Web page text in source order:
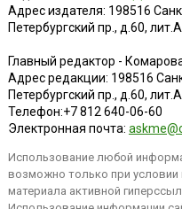
Адрес издателя: 198516
Петербургский пр., д.60,
Главный редактор -
Адрес редакции: 198516
Петербургский пр., д.60,
Телефон:+7 812 640-06-60
Электронная почта:
Использование любой
возможно только при условии
материала активной